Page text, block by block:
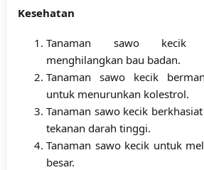
Kesehatan
Tanaman sawo kecik
menghilangkan bau badan.
Tanaman sawo kecik
untuk menurunkan kolestrol.
Tanaman sawo kecik
tekanan darah tinggi.
Tanaman sawo kecik untuk
besar.